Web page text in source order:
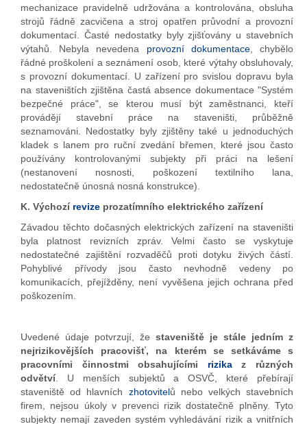
mechanizace pravidelně udržována a kontrolována, obsluha
strojů řádně zacvičena a stroj opatřen průvodní a provozní
dokumentací. Časté nedostatky byly zjišťovány u stavebních
výtahů. Nebyla nevedena provozní dokumentace, chybělo
řádné proškolení a seznámení osob, které výtahy obsluhovaly,
s provozní dokumentací. U zařízení pro svislou dopravu byla
na staveništích zjištěna častá absence dokumentace "Systém
bezpečné práce", se kterou musí být zaměstnanci, kteří
provádějí stavební práce na staveništi, průběžně
seznamováni. Nedostatky byly zjištěny také u jednoduchých
kladek s lanem pro ruční zvedání břemen, které jsou často
používány kontrolovanými subjekty při práci na lešení
(nestanovení nosnosti, poškození textilního lana,
nedostatečně únosná nosná konstrukce).
K. Výchozí revize prozatímního elektrického zařízení
Závadou těchto dočasných elektrických zařízení na staveništi
byla platnost revizních zpráv. Velmi často se vyskytuje
nedostatečné zajištění rozvaděčů proti dotyku živých částí.
Pohyblivé přívody jsou často nevhodně vedeny po
komunikacích, přejížděny, není vyvěšena jejich ochrana před
poškozením.
Uvedené údaje potvrzují, že staveniště je stále jedním z
nejrizikovějších pracovišť, na kterém se setkáváme s
pracovními činnostmi obsahujícími rizikaz různých
odvětví. U menších subjektů a OSVČ, které přebírají
staveniště od hlavních zhotovitelů nebo velkých stavebních
firem, nejsou úkoly v prevenci rizik dostatečně plněny. Tyto
subjekty nemají zaveden systém vyhledávání rizik a vnitřních